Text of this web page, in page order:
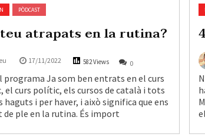
PÒDCAST
atrapats en la rutina?
17/11/2022 582 Views 0
programa Ja som ben entrats en el curs
el curs polític, els cursos de català i tots
haguts i per haver, i això significa que ens
de ple en la rutina. És import